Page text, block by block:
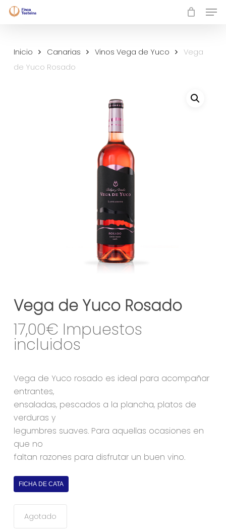
Skip
Inicio Canarias Vinos Vega de Yuco
Vega
de Yuco Rosado
Vega de Yuco Rosado
17,00€
Vega de Yuco rosado es ideal para acompañar
entrantes,
ensaladas, pescados a la plancha, platos de
verduras y
legumbres suaves. Para aquellas ocasiones en
que no
faltan razones para disfrutar un buen vino.
FICHA DE CATA
Agotado